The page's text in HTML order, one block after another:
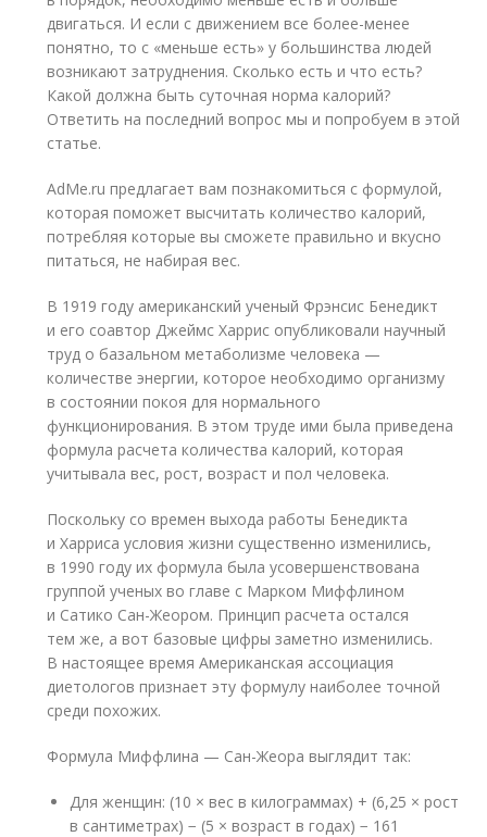
двигаться. И если с движением все более-менее
понятно, то с «меньше есть» у большинства людей
возникают затруднения. Сколько есть и что есть?
Какой должна быть суточная норма калорий?
Ответить на последний вопрос мы и попробуем в этой
статье.
AdMe.ru предлагает вам познакомиться с формулой,
которая поможет высчитать количество калорий,
потребляя которые вы сможете правильно и вкусно
питаться, не набирая вес.
В 1919 году американский ученый Фрэнсис Бенедикт
и его соавтор Джеймс Харрис опубликовали научный
труд о базальном метаболизме человека —
количестве энергии, которое необходимо организму
в состоянии покоя для нормального
функционирования. В этом труде ими была приведена
формула расчета количества калорий, которая
учитывала вес, рост, возраст и пол человека.
Поскольку со времен выхода работы Бенедикта
и Харриса условия жизни существенно изменились,
в 1990 году их формула была усовершенствована
группой ученых во главе с Марком Миффлином
и Сатико Сан-Жеором. Принцип расчета остался
тем же, а вот базовые цифры заметно изменились.
В настоящее время Американская ассоциация
диетологов признает эту формулу наиболее точной
среди похожих.
Формула Миффлина — Сан-Жеора выглядит так:
Для женщин: (10 × вес в килограммах) + (6,25 × рост
в сантиметрах) − (5 × возраст в годах) − 161